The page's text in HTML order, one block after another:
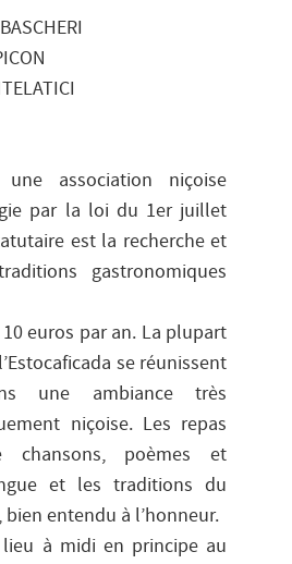
une association niçoise
par la loi du 1er juillet
est la recherche et
gastronomiques
euros par an. La plupart
se réunissent
une ambiance très
niçoise. Les repas
chansons, poèmes et
et les traditions du
bien entendu à l’honneur.
à midi en principe au